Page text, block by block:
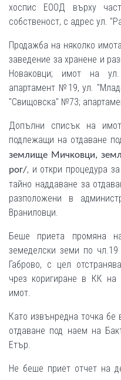
хоспис ЕООД върху
собственост, с адрес ул.
Продажба на няколко
заведение за хранене и
Новаковци; имот на
апартамент №19, ул.
"Свищовска" №73;
Допълни списък на
подлежащи на отдаване
землище Мичковци,
рог/, и откри процедура
тайно наддаване за
разположени в
Враниловци.
Беше приета промяна
земеделски земи по
Габрово, с цел
чрез коригиране в КК на
имот.
Като извънредна точка бе
отдаване под наем на
Етър.
Не беше приет отчет на